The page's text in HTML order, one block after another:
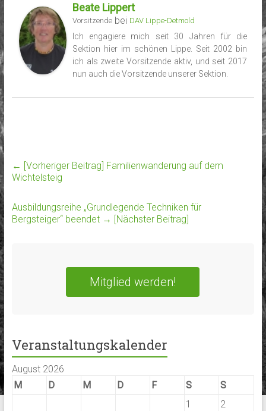
Beate Lippert
Vorsitzendebei DAV Lippe-Detmold
Ich engagiere mich seit 30 Jahren für die
Sektion hier im schönen Lippe. Seit 2002 bin
ich als zweite Vorsitzende aktiv, und seit 2017
nun auch die Vorsitzende unserer Sektion.
← [Vorheriger Beitrag] Familienwanderung auf dem
Wichtelsteig
Ausbildungsreihe „Grundlegende Techniken für
Bergsteiger“ beendet → [Nächster Beitrag]
Mitglied werden!
Veranstaltungskalender
August 2026
M
D M D F S
S
1
2